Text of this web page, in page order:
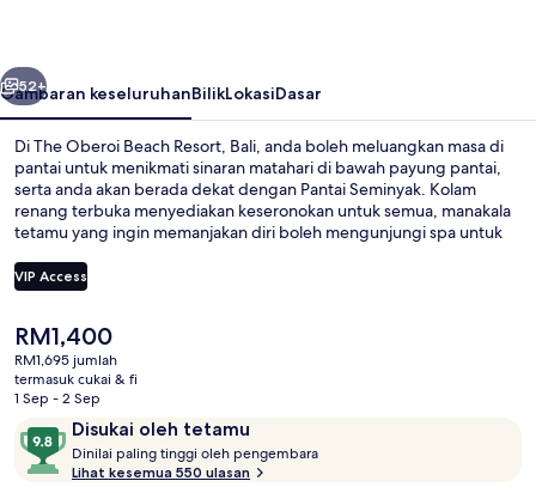
Seterusnya
52+
Gambaran keseluruhanBilikLokasiDasar
Di The Oberoi Beach Resort, Bali, anda boleh meluangkan masa di
pantai untuk menikmati sinaran matahari di bawah payung pantai,
serta anda akan berada dekat dengan Pantai Seminyak. Kolam
renang terbuka menyediakan keseronokan untuk semua, manakala
tetamu yang ingin memanjakan diri boleh mengunjungi spa untuk
salah sebuah daripada 2 restoran, menawarkan pemandangan
lautan dan menyajikan makan malam. Bar tepi kolam, pusat
peranginan mewah ini. Pengembara lain memuji tentang
kakitangan.
VIP Access
Harga
semasa
ialah
RM1,400
RM1,400
RM1,695 jumlah
termasuk cukai & fi
1 Sep - 2 Sep
Ulasan Disukai oleh tetamu
9.8
daripada
10,
Dinilai paling tinggi oleh pengembara
Lihat kesemua 550 ulasan